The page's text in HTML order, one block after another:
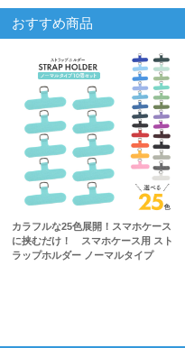
おすすめ商品
カラフルな25色展開！スマホケース
に挟むだけ！ スマホケース用 スト
ラップホルダー ノーマルタイプ